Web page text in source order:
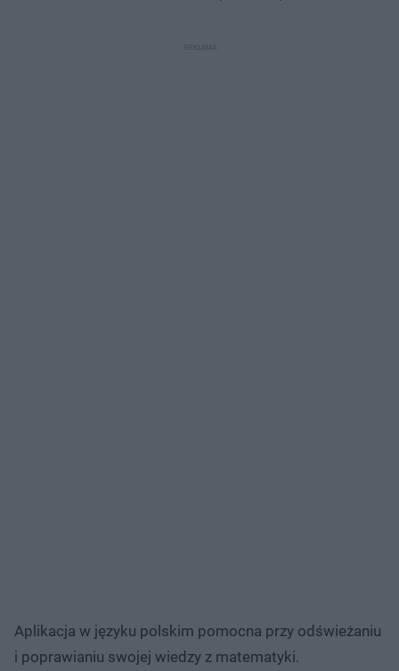
Aplikacja w języku polskim pomocna przy odświeżaniu
i poprawianiu swojej wiedzy z matematyki.